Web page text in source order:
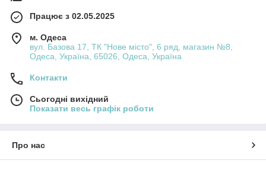
Працює з 02.05.2025
м. Одеса
вул. Базова 17, ТК "Нове місто", 6 ряд, магазин №8,
Одеса, Україна, 65026, Одеса, Україна
Контакти
Сьогодні вихідний
Показати весь графік роботи
Про нас